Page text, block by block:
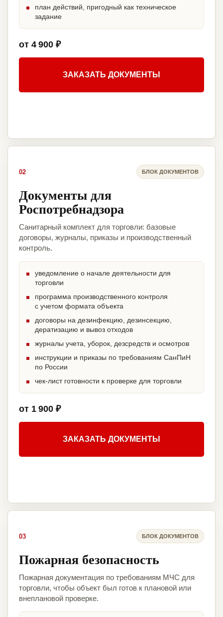
план действий, пригодный как техническое
задание
от 4 900 ₽
ЗАКАЗАТЬ ДОКУМЕНТЫ
02 БЛОК ДОКУМЕНТОВ
Документы для
Роспотребнадзора
Санитарный комплект для торговли: базовые
договоры, журналы, приказы и производственный
контроль.
уведомление о начале деятельности для
торговли
программа производственного контроля
с учетом формата объекта
договоры на дезинфекцию, дезинсекцию,
дератизацию и вывоз отходов
журналы учета, уборок, дезсредств и осмотров
инструкции и приказы по требованиям СанПиН
по России
чек-лист готовности к проверке для торговли
от 1 900 ₽
ЗАКАЗАТЬ ДОКУМЕНТЫ
03 БЛОК ДОКУМЕНТОВ
Пожарная безопасность
Пожарная документация по требованиям МЧС для
торговли, чтобы объект был готов к плановой или
внеплановой проверке.